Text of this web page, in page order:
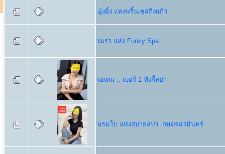
อุ๋งอิ๋ง แห่งพริ้นเซสกิ่งแก้ว
เมร่า แห่ง Funky Spa
เอเดน .. เบอร์ 1 ฟังกี้สปา
แรมโบ แห่งสบายสปา เกษตรนวมินทร์